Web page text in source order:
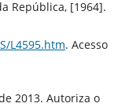
República, [1964].
L4595.htm. Acesso
2013. Autoriza o